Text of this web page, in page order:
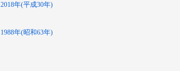
2018年(平成30年)
1988年(昭和63年)